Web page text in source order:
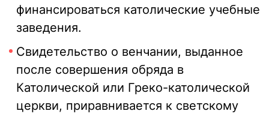
финансироваться католические учебные
заведения.
Свидетельство о венчании, выданное
после совершения обряда в
Католической или Греко-католической
церкви, приравнивается к светскому